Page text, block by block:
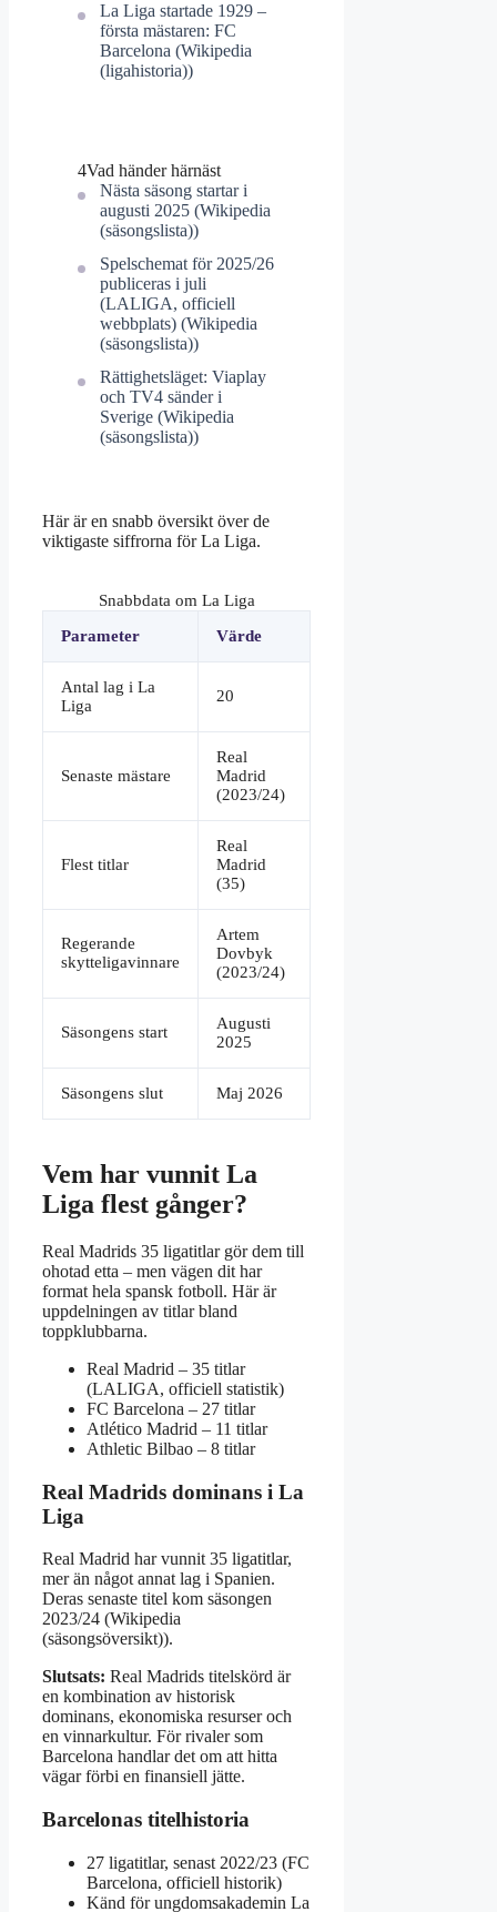
La Liga startade 1929 –
första mästaren: FC
Barcelona (Wikipedia
(ligahistoria))
4Vad händer härnäst
Nästa säsong startar i
augusti 2025 (Wikipedia
(säsongslista))
Spelschemat för 2025/26
publiceras i juli
(LALIGA, officiell
webbplats) (Wikipedia
(säsongslista))
Rättighetsläget: Viaplay
och TV4 sänder i
Sverige (Wikipedia
(säsongslista))
Här är en snabb översikt över de
viktigaste siffrorna för La Liga.
Snabbdata om La Liga
Parameter
Värde
Antal lag i La
Liga
20
Senaste mästare
Real
Madrid
(2023/24)
Flest titlar
Real
Madrid
(35)
Regerande
skytteligavinnare
Artem
Dovbyk
(2023/24)
Säsongens start
Augusti
2025
Säsongens slut Maj 2026
Vem har vunnit La
Liga flest gånger?
Real Madrids 35 ligatitlar gör dem till
ohotad etta – men vägen dit har
format hela spansk fotboll. Här är
uppdelningen av titlar bland
toppklubbarna.
Real Madrid – 35 titlar
(LALIGA, officiell statistik)
FC Barcelona – 27 titlar
Atlético Madrid – 11 titlar
Athletic Bilbao – 8 titlar
Real Madrids dominans i La
Liga
Real Madrid har vunnit 35 ligatitlar,
mer än något annat lag i Spanien.
Deras senaste titel kom säsongen
2023/24 (Wikipedia
(säsongsöversikt)).
Slutsats: Real Madrids titelskörd är
en kombination av historisk
dominans, ekonomiska resurser och
en vinnarkultur. För rivaler som
Barcelona handlar det om att hitta
vägar förbi en finansiell jätte.
Barcelonas titelhistoria
27 ligatitlar, senast 2022/23 (FC
Barcelona, officiell historik)
Känd för ungdomsakademin La